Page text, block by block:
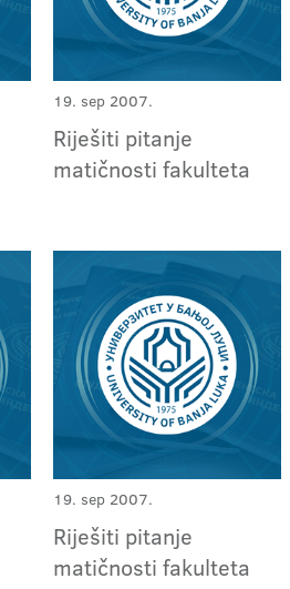
19. sep 2007.
Riješiti pitanje
matičnosti fakulteta
19. sep 2007.
Riješiti pitanje
matičnosti fakulteta